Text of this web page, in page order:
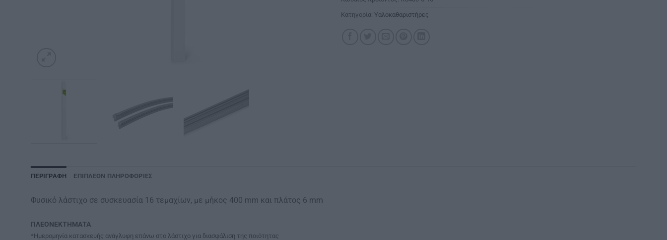
Κατηγορία: Υαλοκαθαριστήρες
ΠΕΡΙΓΡΑΦΉ ΕΠΙΠΛΈΟΝ ΠΛΗΡΟΦΟΡΊΕΣ
Φυσικό λάστιχο σε συσκευασία 16 τεμαχίων, με μήκος 400 mm και πλάτος 6 mm
ΠΛΕΟΝΕΚΤΗΜΑΤΑ
*Ημερομηνία κατασκευής ανάγλυφη επάνω στο λάστιχο για διασφάλιση της ποιότητας